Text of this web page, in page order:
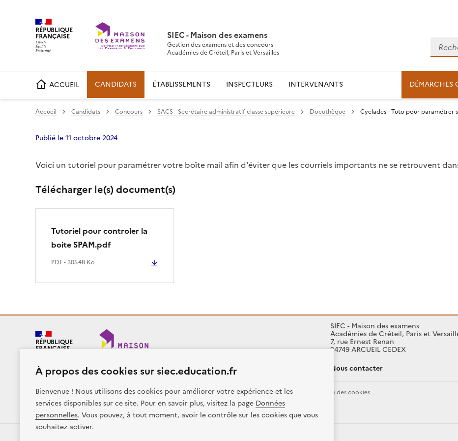
À propos des cookies sur siec.education.fr
Bienvenue ! Nous utilisons des cookies pour améliorer votre expérience et les
services disponibles sur ce site. Pour en savoir plus, visitez la page Données
personnelles. Vous pouvez, à tout moment, avoir le contrôle sur les cookies que vous
souhaitez activer.
RÉPUBLIQUE
FRANÇAISE SIEC - Maison des examens
Gestion des examens et des concours
Académies de Créteil, Paris et Versailles
ACCUEIL CANDIDATS ÉTABLISSEMENTS INSPECTEURS INTERVENANTS DÉMARCHES
Accueil Candidats Concours SACS - Secrétaire administratif classe supérieure Docuthèque Cyclades - Tuto pour paramétrer
Partager sur Facebook
Partager sur Twitter
Partager sur LinkedIn
Partager par email
Copier dans le presse-papier
Publié le 11 octobre 2024
Voici un tutoriel pour paramétrer votre boîte mail afin d'éviter que les courriels importants ne se retrouvent
Télécharger le(s) document(s)
Tutoriel pour controler la
boite SPAM.pdf
PDF - 305.48 Ko
RÉPUBLIQUE
FRANÇAISE
SIEC - Maison des examens
Académies de Créteil, Paris et
7, rue Ernest Renan
94749 ARCUEIL CEDEX
Nous contacter
Plan du site Presse Accessibilité Mentions légales Données personnelles Gestion des cookies
Sauf mention contraire, tous les contenus de ce site sont sous licence etalab-2.0